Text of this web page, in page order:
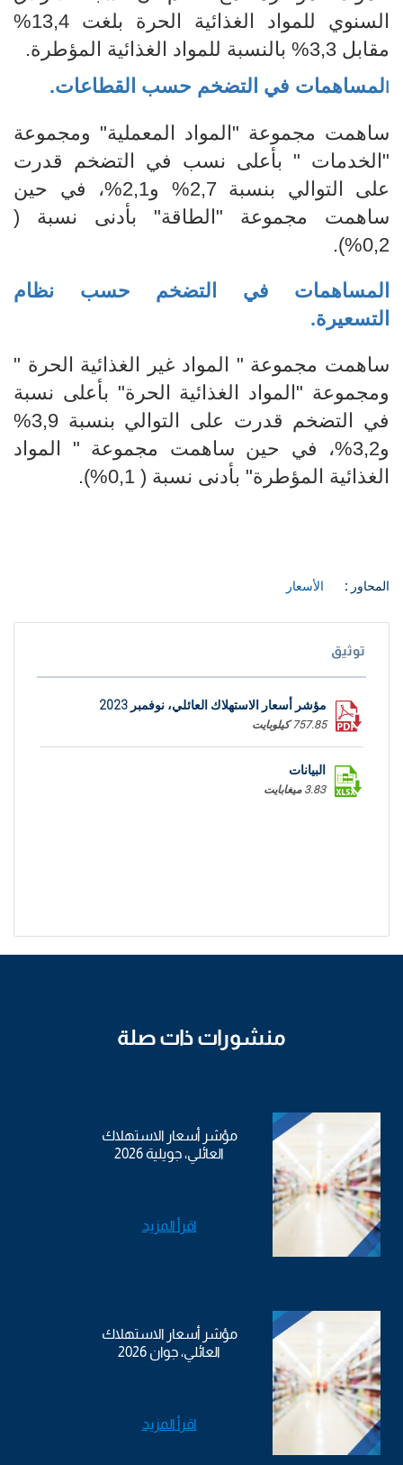
السنوي للمواد الغذائية الحرة بلغت 13,4%
مقابل 3,3% بالنسبة للمواد الغذائية المؤطرة
.
لمساهمات في التضخم حسب القطاعات.
ساهمت مجموعة "المواد المعملية" ومجموعة
" الخدمات " بأعلى نسب في التضخم قدر ت
على التوالي بنسبة2,7% و2,1%، في
حين
ساهمت مجموعة "الطاقة" بأدنى نسبة (
0,2%).
المساهمات في التضخم
حسب نظام
التسعيرة.
ساهمت مجموعة "
المواد غير الغذائية الحرة "
ومجموعة "المواد الغذائية الحرة" بأعلى نسبة
في التضخم قدرت على التوالي بنسبة 3,9%
و3,2%، في
حين ساهمت مجموعة " المواد
الغذائية المؤطرة" بأدنى نسبة ( 0,1%).
المحاور : الأسعار
توثيق
مؤشر أسعار الاستهلاك العائلي، نوفمبر 2023
757.85 كيلوبايت
البيانات
3.83 ميغابايت
منشورات ذات صلة
مؤشر أسعار الاستهلاك
العائلي، جويلية 2026
اقرأ المزيد
مؤشر أسعار الاستهلاك
العائلي، جوان 2026
اقرأ المزيد